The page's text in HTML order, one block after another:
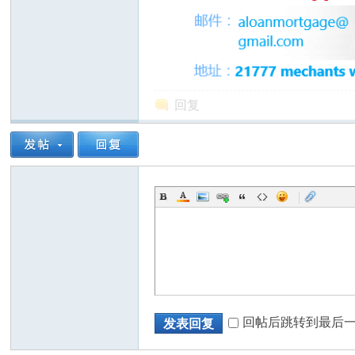
回复
|
发表回复 回帖后跳转到最后